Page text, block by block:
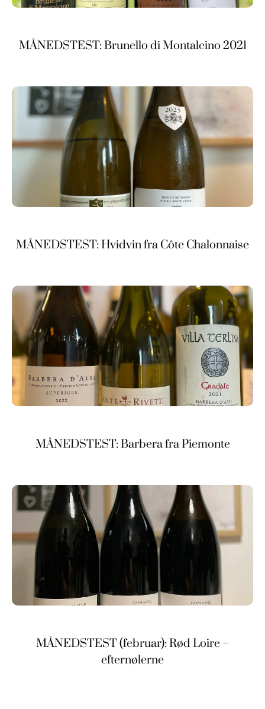
MÅNEDSTEST: Brunello di Montalcino 2021
MÅNEDSTEST: Hvidvin fra Côte Chalonnaise
MÅNEDSTEST: Barbera fra Piemonte
MÅNEDSTEST (februar): Rød Loire –
efternølerne